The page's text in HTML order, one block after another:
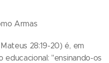
Armas
28:19-20) é, em
educacional: "ensinando-os